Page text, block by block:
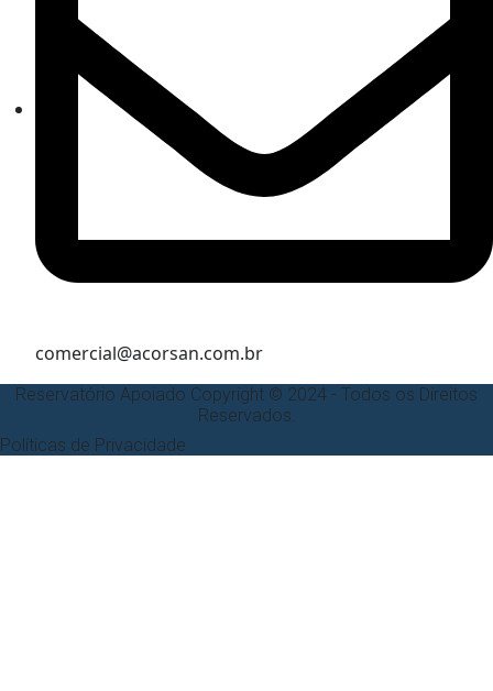
comercial@acorsan.com.br
Reservatório Apoiado Copyright © 2024 - Todos os Direitos
Reservados.
Políticas de Privacidade